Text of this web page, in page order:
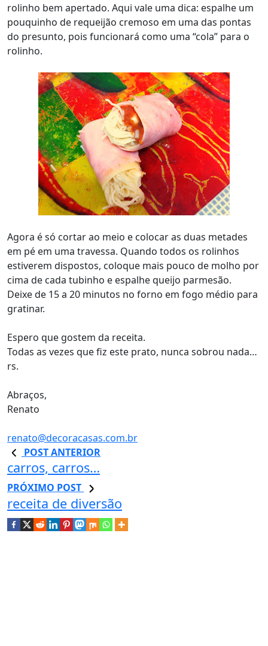
rolinho bem apertado. Aqui vale uma dica: espalhe um
pouquinho de requeijão cremoso em uma das pontas
do presunto, pois funcionará como uma “cola” para o
rolinho.
Agora é só cortar ao meio e colocar as duas metades
em pé em uma travessa. Quando todos os rolinhos
estiverem dispostos, coloque mais pouco de molho por
cima de cada tubinho e espalhe queijo parmesão.
Deixe de 15 a 20 minutos no forno em fogo médio para
gratinar.
Espero que gostem da receita.
Todas as vezes que fiz este prato, nunca sobrou nada…
rs.
Abraços,
Renato
renato@decoracasas.com.br
POST ANTERIOR
carros, carros…
PRÓXIMO POST
receita de diversão